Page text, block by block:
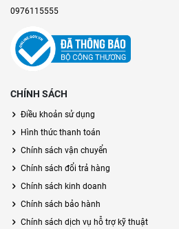
0976115555
CHÍNH SÁCH
Điều khoản sử dụng
Hình thức thanh toán
Chính sách vận chuyển
Chính sách đổi trả hàng
Chính sách kinh doanh
Chính sách bảo hành
Chính sách dịch vụ hỗ trợ kỹ thuật